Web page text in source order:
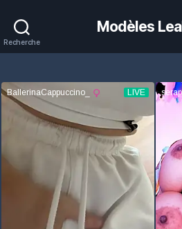
Recherche
Modèles